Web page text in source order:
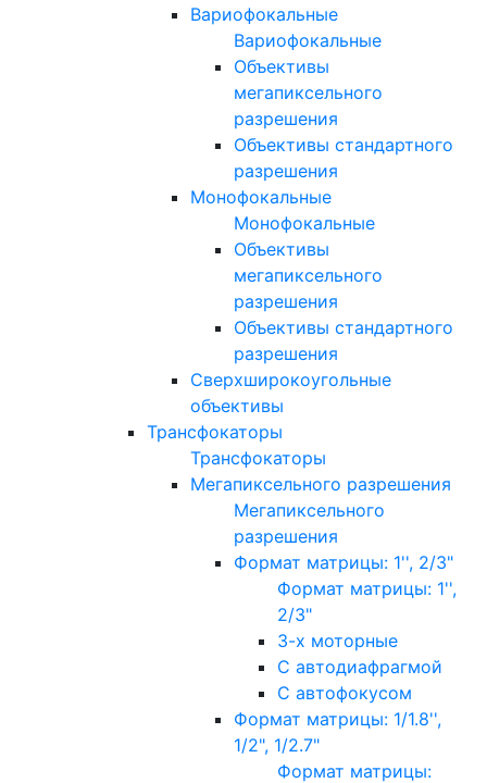
Вариофокальные
Вариофокальные
Объективы
мегапиксельного
разрешения
Объективы стандартного
разрешения
Монофокальные
Монофокальные
Объективы
мегапиксельного
разрешения
Объективы стандартного
разрешения
Сверхширокоугольные
объективы
Трансфокаторы
Трансфокаторы
Мегапиксельного разрешения
Мегапиксельного
разрешения
Формат матрицы: 1'', 2/3"
Формат матрицы: 1'',
2/3"
3-х моторные
С автодиафрагмой
С автофокусом
Формат матрицы: 1/1.8'',
1/2", 1/2.7"
Формат матрицы: